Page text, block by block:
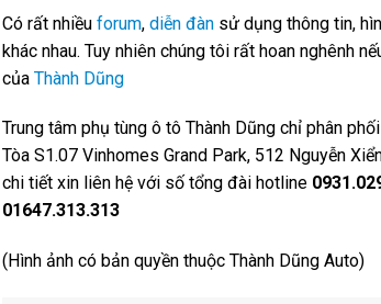
Có rất nhiều forum,diễn đàn sử dụng thông tin,
khác nhau. Tuy nhiên chúng tôi rất hoan nghênh
củaThành Dũng
Trung tâm phụ tùng ô tô Thành Dũng chỉ phân
Tòa S1.07 Vinhomes Grand Park, 512 Nguyễn
chi tiết xin liên hệ với số tổng đài hotline
01647.313.313
(Hình ảnh có bản quyền thuộc Thành Dũng Auto)